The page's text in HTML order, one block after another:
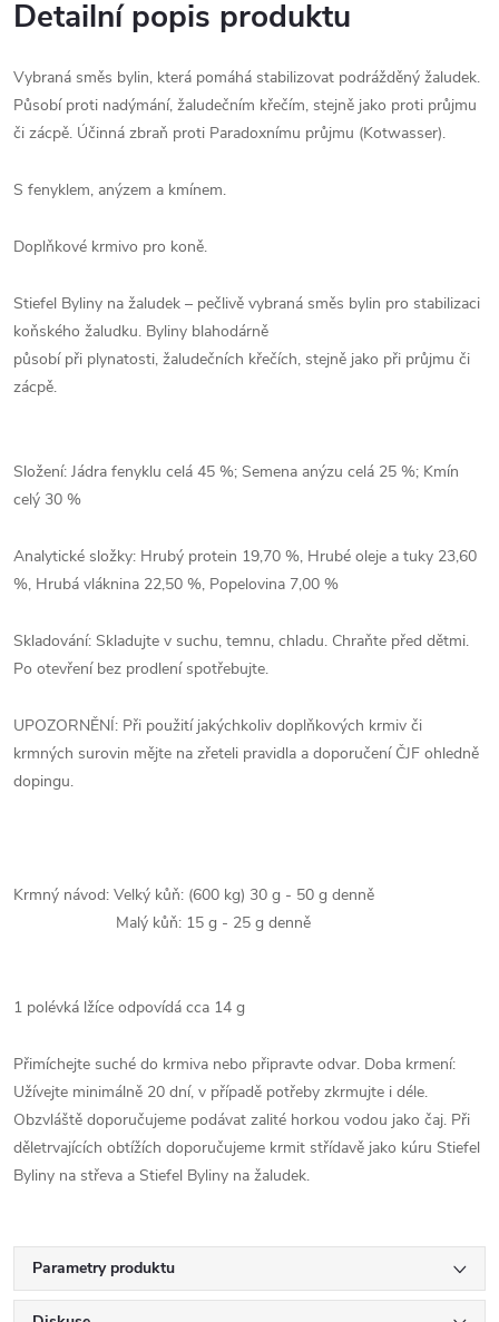
Detailní popis produktu
Vybraná směs bylin, která pomáhá stabilizovat podrážděný žaludek.
Působí proti nadýmání, žaludečním křečím, stejně jako proti průjmu
či zácpě. Účinná zbraň proti Paradoxnímu průjmu (Kotwasser).
S fenyklem, anýzem a kmínem.
Doplňkové krmivo pro koně.
Stiefel Byliny na žaludek – pečlivě vybraná směs bylin pro stabilizaci
koňského žaludku. Byliny blahodárně
působí při plynatosti, žaludečních křečích, stejně jako při průjmu či
zácpě.
Složení: Jádra fenyklu celá 45 %; Semena anýzu celá 25 %; Kmín
celý 30 %
Analytické složky: Hrubý protein 19,70 %, Hrubé oleje a tuky 23,60
%, Hrubá vláknina 22,50 %, Popelovina 7,00 %
Skladování: Skladujte v suchu, temnu, chladu. Chraňte před dětmi.
Po otevření bez prodlení spotřebujte.
UPOZORNĚNÍ: Při použití jakýchkoliv doplňkových krmiv či
krmných surovin mějte na zřeteli pravidla a doporučení ČJF ohledně
dopingu.
Krmný návod: Velký kůň: (600 kg) 30 g - 50 g denně
Malý kůň: 15 g - 25 g denně
1 polévká lžíce odpovídá cca 14 g
Přimíchejte suché do krmiva nebo připravte odvar. Doba krmení:
Užívejte minimálně 20 dní, v případě potřeby zkrmujte i déle.
Obzvláště doporučujeme podávat zalité horkou vodou jako čaj. Při
děletrvajících obtížích doporučujeme krmit střídavě jako kúru Stiefel
Byliny na střeva a Stiefel Byliny na žaludek.
Parametry produktu